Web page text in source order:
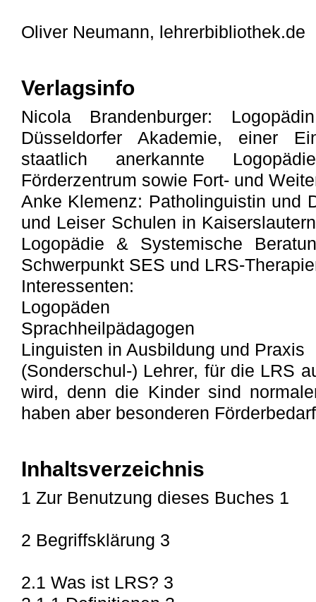
Oliver Neumann, lehrerbibliothek.de
Verlagsinfo
Nicola Brandenburger:
Düsseldorfer Akademie, einer
staatlich anerkannte
Förderzentrum sowie Fort- und
Anke Klemenz: Patholinguistin und
und Leiser Schulen in
Logopädie & Systemische
Schwerpunkt SES und LRS-
Interessenten:
Logopäden
Sprachheilpädagogen
Linguisten in Ausbildung und Praxis
(Sonderschul-) Lehrer, für die LRS
wird, denn die Kinder sind
haben aber besonderen
Inhaltsverzeichnis
1 Zur Benutzung dieses Buches 1
2 Begriffsklärung 3
2.1 Was ist LRS? 3